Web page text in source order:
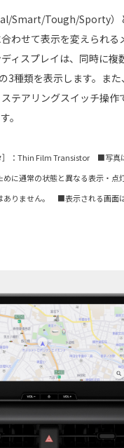
Smart/Tough/Sporty）
わせて表示を変えられる
ィスプレイは、同時に複
3種類を表示します。ま
テアリングスイッチ操作
。
］：Thin Film Transistor ■写
に通常の状態と異なる表示・点
ありません。 ■表示される画面